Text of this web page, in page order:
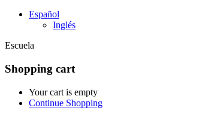
Español
Inglés
Escuela
Shopping cart
Your cart is empty
Continue Shopping